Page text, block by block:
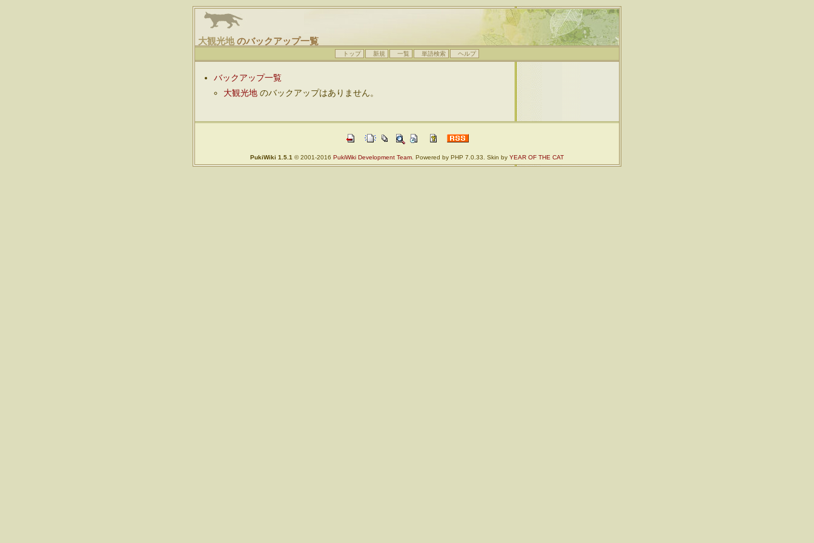
大観光地のバックアップ一覧
トップ 新規 一覧 単語検索 ヘルプ
バックアップ一覧
大観光地 のバックアップはありません。
PukiWiki 1.5.1 © 2001-2016 PukiWiki Development Team . Powered by PHP 7.0.33. Skin by YEAR OF THE CAT